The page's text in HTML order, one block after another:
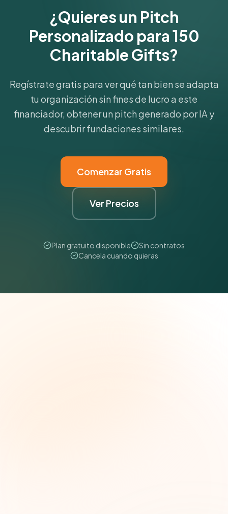
¿Quieres un Pitch
Personalizado para 150
Charitable Gifts?
Regístrate gratis para ver qué tan bien se adapta
tu organización sin fines de lucro a este
financiador, obtener un pitch generado por IA y
descubrir fundaciones similares.
Comenzar Gratis
Ver Precios
Plan gratuito disponible
Sin contratos
Cancela cuando quieras